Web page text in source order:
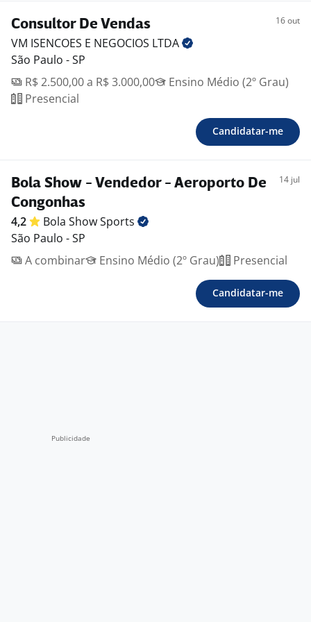
Consultor De Vendas 16 out
VM ISENCOES E NEGOCIOS LTDA
São Paulo - SP
R$ 2.500,00 a R$ 3.000,00
Ensino Médio (2º Grau)
Presencial
Candidatar-me
Bola Show - Vendedor - Aeroporto De
Congonhas
14 jul
4,2 Bola ShowSports
São Paulo - SP
A combinar
Ensino Médio (2º Grau) Presencial
Candidatar-me